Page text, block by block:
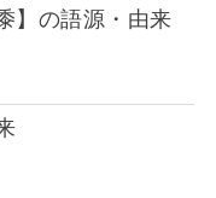
】の語源・由来